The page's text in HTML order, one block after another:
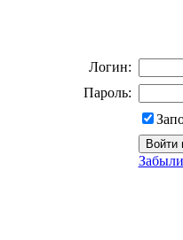
Логин:
Пароль: